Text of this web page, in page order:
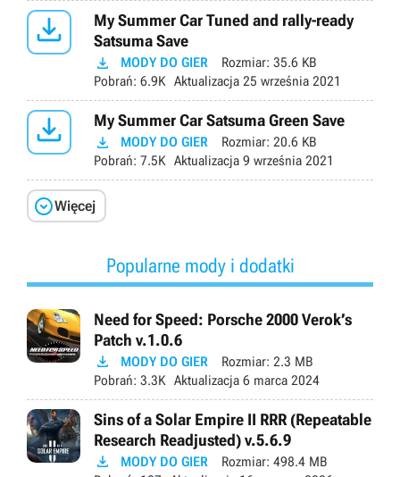

My Summer Car Tuned and rally-ready
Satsuma Save
 MODY DO GIER Rozmiar: 35.6 KB
Pobrań: 6.9K Aktualizacja 25 września 2021
 My Summer Car Satsuma Green Save
 MODY DO GIER Rozmiar: 20.6 KB
Pobrań: 7.5K Aktualizacja 9 września 2021
Więcej
Popularne mody i dodatki
Need for Speed: Porsche 2000 Verok’s
Patch v.1.0.6
 MODY DO GIER Rozmiar: 2.3 MB
Pobrań: 3.3K Aktualizacja 6 marca 2024
Sins of a Solar Empire II RRR (Repeatable
Research Readjusted) v.5.6.9
 MODY DO GIER Rozmiar: 498.4 MB